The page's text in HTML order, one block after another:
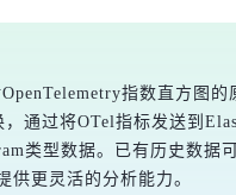
指数直方图
通过将OTel指标发送到
类型数据。已有历史数据
供更灵活的分析能力。